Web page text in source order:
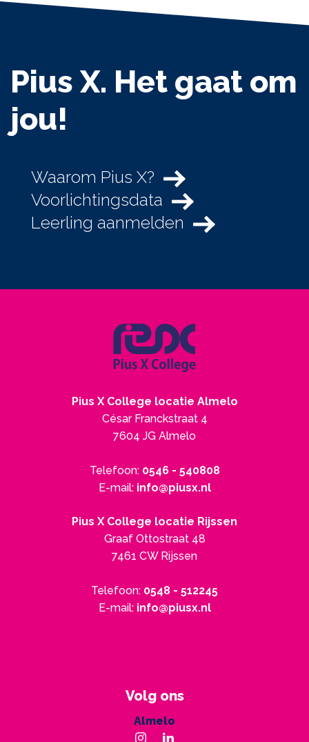
Pius X. Het gaat om
jou!
Waarom Pius X?
Voorlichtingsdata
Leerling aanmelden
Pius X College locatie Almelo
César Franckstraat 4
7604 JG Almelo
Telefoon: 0546 - 540808
E-mail: info@piusx.nl
Pius X College locatie Rijssen
Graaf Ottostraat 48
7461 CW Rijssen
Telefoon: 0548 - 512245
E-mail: info@piusx.nl
Volg ons
Almelo